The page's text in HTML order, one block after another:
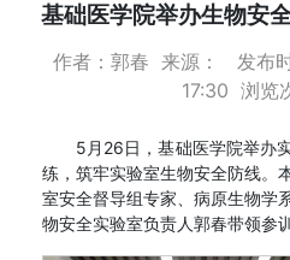
基础医学院举办生物安
作者：郭春 来源： 发布
17:30 浏览
5月26日，基础医学院举办
练，筑牢实验室生物安全防线。
室安全督导组专家、病原生物学
物安全实验室负责人郭春带领参